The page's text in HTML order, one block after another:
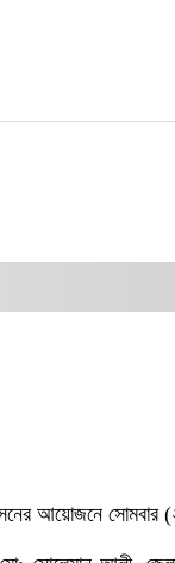
আয়োজনে সোমবার